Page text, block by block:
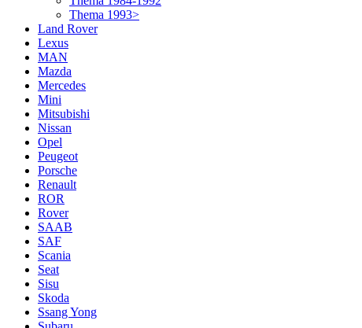
Thema 1993>
Land Rover
Lexus
MAN
Mazda
Mercedes
Mini
Mitsubishi
Nissan
Opel
Peugeot
Porsche
Renault
ROR
Rover
SAAB
SAF
Scania
Seat
Sisu
Skoda
Ssang Yong